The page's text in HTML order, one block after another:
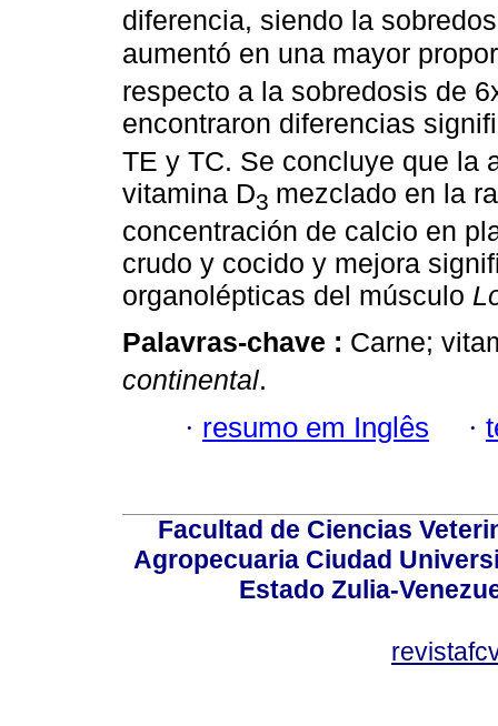
diferencia, siendo la
aumentó en una mayor
respecto a la sobredosis de
encontraron diferencias
TE y TC. Se concluye que la
vitamina D3 mezclado en la
concentración de calcio en
crudo y cocido y mejora
organolépticas del músculo
Palavras-chave : Carne;
continental.
· resumo em Inglês ·
Facultad de Ciencias
Agropecuaria Ciudad
Estado Zulia-